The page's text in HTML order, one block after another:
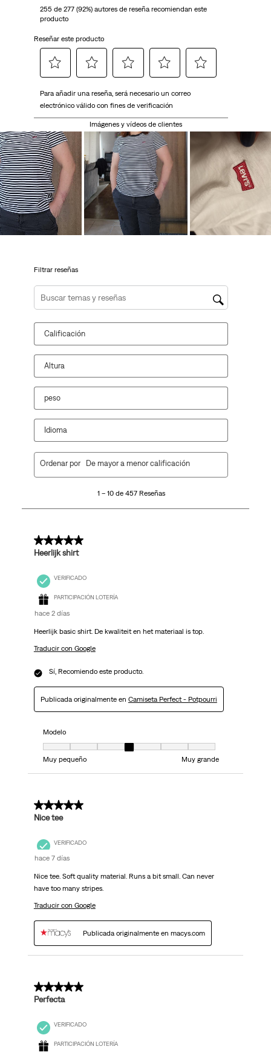
255 de 277 (92%) autores de reseña recomiendan este
producto
Reseñar este producto
para
calificar
artículo
con
1
estrella
Esta
acción
abrirá
el
envío.
para
calificar
artículo
con
2
estrellas.
Esta
acción
abrirá
envío.
para
calificar
el
artículo
con
3
estrellas.
Esta
acción
abrirá
para
calificar
el
artículo
con
4
estrellas.
Esta
acción
abrirá
para
artículo
con
estrellas.
Esta
acción
abrirá
el
Para añadir una reseña, será necesario un correo
electrónico válido con fines de verificación
Imágenes y vídeos de clientes
Filtrar reseñas
Región de búsqueda de temas y reseñas
Calificación
Altura
peso
Idioma
457
1 – 10 de 457 Reseñas
Ordenar por De mayor a menor calificación
5 de 5 estrellas.
Heerlijk shirt
VERIFICADO
PARTICIPACIÓN LOTERÍA
hace 2 días
Heerlijk basic shirt. De kwaliteit en het materiaal is top.
Traducir con Google
Sí, Recomiendo este producto.
Publicada originalmente en Camiseta Perfect - Potpourri
Modelo
Modelo, 4 de 7, donde 1 es igual a Muy pequeño y 7 es igual a Muy
Muy pequeño
Muy grande
5 de 5 estrellas.
Nice tee
VERIFICADO
hace 7 días
Nice tee. Soft quality material. Runs a bit small. Can never
have too many stripes.
Traducir con Google
Publicada originalmente en macys.com
5 de 5 estrellas.
Perfecta
VERIFICADO
PARTICIPACIÓN LOTERÍA